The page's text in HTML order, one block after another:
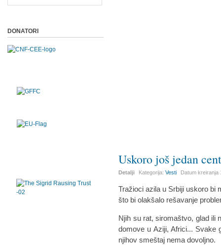
Uskoro još jedan
Detalji Kategorija:Vesti Datum kreiranja
Tražioci azila u Srbiji uskoro bi
što bi olakšalo rešavanje
Njih su rat, siromaštvo, glad ili
domove u Aziji, Africi... Svake
njihov smeštaj nema dovoljno.
DONATORI